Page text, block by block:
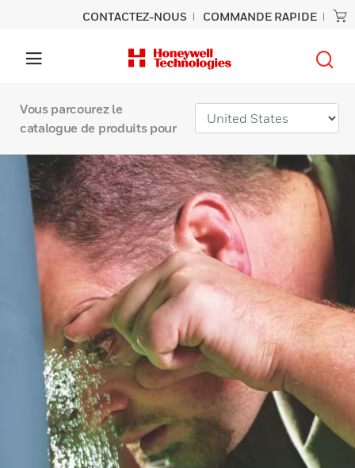
CONTACTEZ-NOUS COMMANDE RAPIDE
Vous parcourez le
catalogue de produits pour